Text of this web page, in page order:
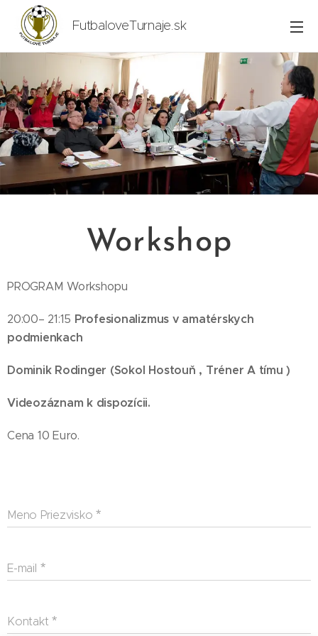
FutbaloveTurnaje.sk
Workshop
PROGRAM Workshopu
20:00– 21:15 Profesionalizmus v amatérskych
podmienkach
Dominik Rodinger (Sokol Hostouň , Tréner A tímu )
Videozáznam k dispozícii.
Cena 10 Euro.
Meno Priezvisko
E-mail
Kontakt